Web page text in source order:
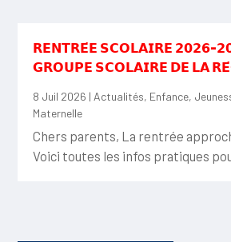
𝗥𝗘𝗡𝗧𝗥𝗘́𝗘 𝗦𝗖𝗢𝗟𝗔𝗜𝗥𝗘 𝟮𝟬𝟮𝟲-
𝗚𝗥𝗢𝗨𝗣𝗘 𝗦𝗖𝗢𝗟𝗔𝗜𝗥𝗘 𝗗𝗘 𝗟𝗔
8 Juil 2026 | Actualités, Enfance,
Maternelle
Chers parents, La rentrée
Voici toutes les infos pratiques